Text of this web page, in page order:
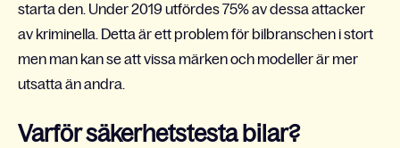
starta den. Under 2019 utfördes 75% av dessa attacker
av kriminella. Detta är ett problem för bilbranschen i stort
men man kan se att vissa märken och modeller är mer
utsatta än andra.
Varför säkerhetstesta bilar?